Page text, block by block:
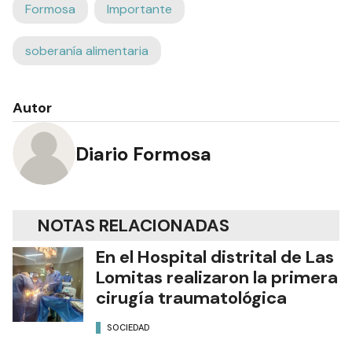
Formosa Importante
soberanía alimentaria
Autor
Diario Formosa
NOTAS RELACIONADAS
En el Hospital distrital de Las
Lomitas realizaron la primera
cirugía traumatológica
SOCIEDAD